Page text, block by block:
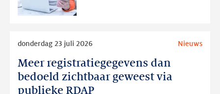
Meer registratiegegevens dan
bedoeld zichtbaar geweest via
publieke RDAP
donderdag 23 juli 2026 Nieuws
Meer
registratiegegevens
dan